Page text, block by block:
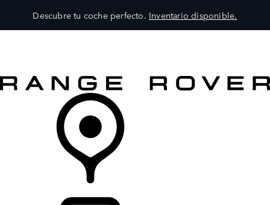
Descubre tu coche perfecto. Inventario disponible.